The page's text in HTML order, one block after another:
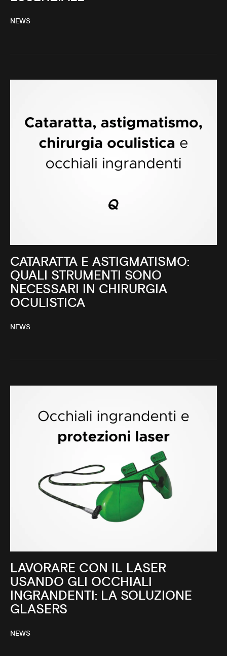
NEWS
CATARATTA E ASTIGMATISMO:
QUALI STRUMENTI SONO
NECESSARI IN CHIRURGIA
OCULISTICA
NEWS
LAVORARE CON IL LASER
USANDO GLI OCCHIALI
INGRANDENTI: LA SOLUZIONE
GLASERS
NEWS